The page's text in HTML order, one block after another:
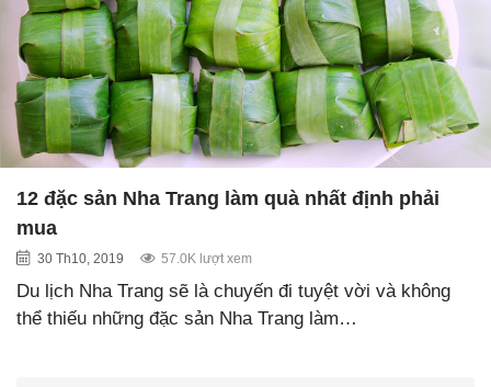
12 đặc sản Nha Trang làm quà nhất định phải
mua
30 Th10, 2019 57.0K lượt xem
Du lịch Nha Trang sẽ là chuyến đi tuyệt vời và không
thể thiếu những đặc sản Nha Trang làm…